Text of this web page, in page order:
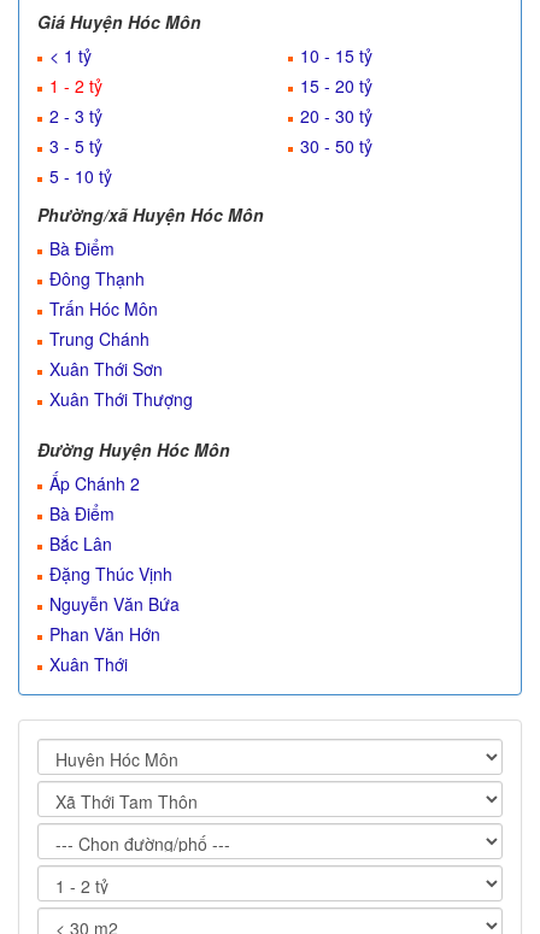
Giá Huyện Hóc Môn
< 1 tỷ
1 - 2 tỷ
2 - 3 tỷ
3 - 5 tỷ
5 - 10 tỷ
10 - 15 tỷ
15 - 20 tỷ
20 - 30 tỷ
30 - 50 tỷ
Phường/xã Huyện Hóc Môn
Bà Điểm
Đông Thạnh
Trấn Hóc Môn
Trung Chánh
Xuân Thới Sơn
Xuân Thới Thượng
Đường Huyện Hóc Môn
Ấp Chánh 2
Bà Điểm
Bắc Lân
Đặng Thúc Vịnh
Nguyễn Văn Bứa
Phan Văn Hớn
Xuân Thới